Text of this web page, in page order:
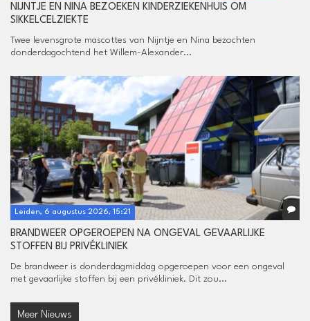
NIJNTJE EN NINA BEZOEKEN KINDERZIEKENHUIS OM
SIKKELCELZIEKTE
Twee levensgrote mascottes van Nijntje en Nina bezochten
donderdagochtend het Willem-Alexander...
Leiden, 6 augustus 2026, 15:21
BRANDWEER OPGEROEPEN NA ONGEVAL GEVAARLIJKE
STOFFEN BIJ PRIVÉKLINIEK
De brandweer is donderdagmiddag opgeroepen voor een ongeval
met gevaarlijke stoffen bij een privékliniek. Dit zou...
Meer Nieuws